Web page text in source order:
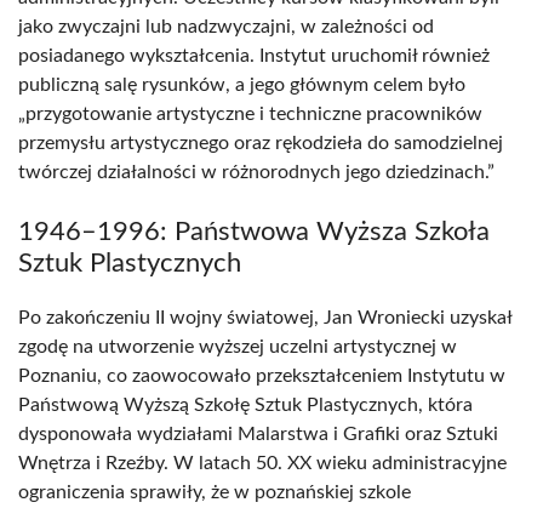
jako zwyczajni lub nadzwyczajni, w zależności od
posiadanego wykształcenia. Instytut uruchomił również
publiczną salę rysunków, a jego głównym celem było
„przygotowanie artystyczne i techniczne pracowników
przemysłu artystycznego oraz rękodzieła do samodzielnej
twórczej działalności w różnorodnych jego dziedzinach.”
1946–1996: Państwowa Wyższa Szkoła
Sztuk Plastycznych
Po zakończeniu II wojny światowej, Jan Wroniecki uzyskał
zgodę na utworzenie wyższej uczelni artystycznej w
Poznaniu, co zaowocowało przekształceniem Instytutu w
Państwową Wyższą Szkołę Sztuk Plastycznych, która
dysponowała wydziałami Malarstwa i Grafiki oraz Sztuki
Wnętrza i Rzeźby. W latach 50. XX wieku administracyjne
ograniczenia sprawiły, że w poznańskiej szkole